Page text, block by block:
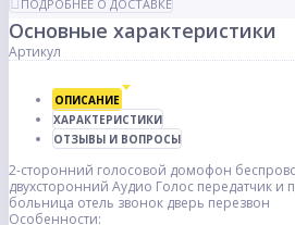
ПОДРОБНЕЕ О ДОСТАВКЕ
Основные характеристики
Артикул
ОПИСАНИЕ
ХАРАКТЕРИСТИКИ
ОТЗЫВЫ И ВОПРОСЫ
2-сторонний голосовой домофон
двухсторонний Аудио Голос передатчик и
больница отель звонок дверь перезвон
Особенности: